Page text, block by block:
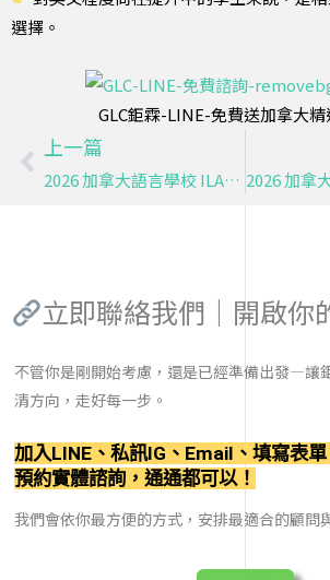
選擇。
GLC鉅霖-LINE-免費送加拿大
上一頁
上一篇
2026 加拿大語言學校 ILAC 溫哥華校區懶人包｜課程、費用、住宿＋GLC 駐點服務
立即聯絡我們｜開啟你
不管你是剛開始考慮，還是已經準備出發—讓
清方向，走好每一步。
加入LINE、私訊IG、Email、填寫表
預約實體諮詢，通通都可以！
我們會依你最方便的方式，安排最適合的顧問